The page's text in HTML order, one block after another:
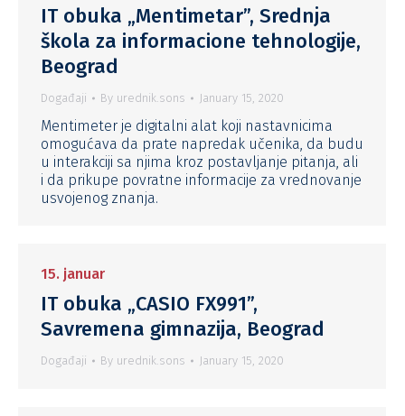
IT obuka „Mentimetar”, Srednja
škola za informacione tehnologije,
Beograd
Događaji By urednik.sons January 15, 2020
Mentimeter je digitalni alat koji nastavnicima
omogućava da prate napredak učenika, da budu
u interakciji sa njima kroz postavljanje pitanja, ali
i da prikupe povratne informacije za vrednovanje
usvojenog znanja.
15. januar
IT obuka „CASIO FX991”,
Savremena gimnazija, Beograd
Događaji By urednik.sons January 15, 2020